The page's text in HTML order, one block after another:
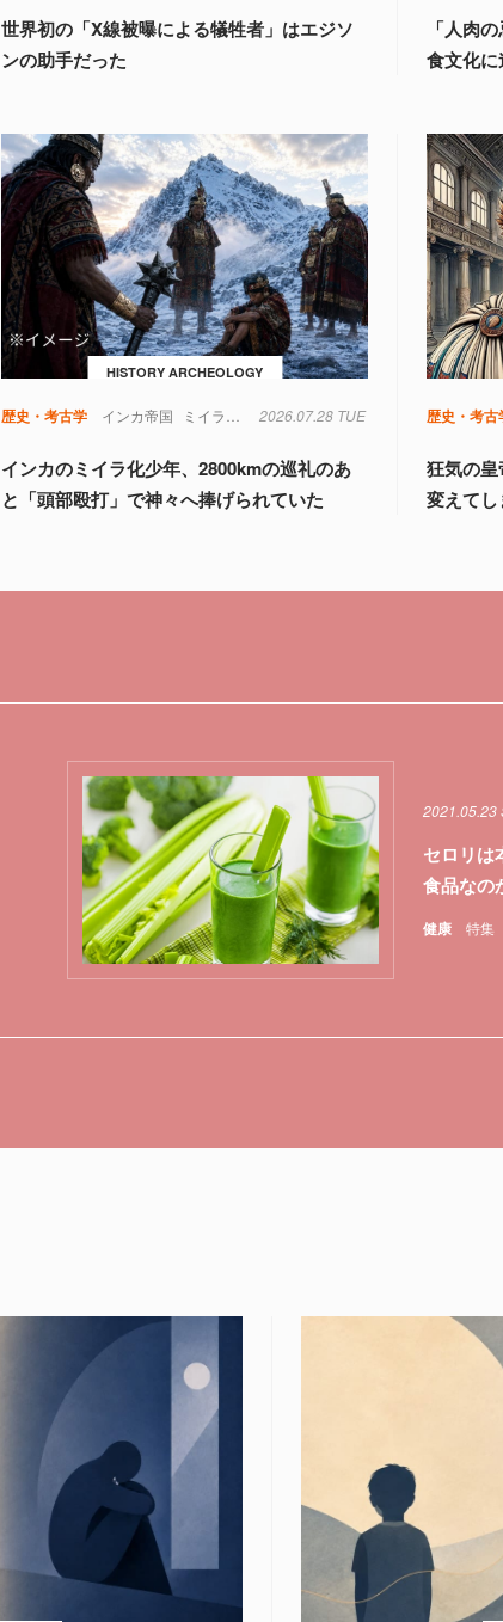
世界初の「X線被曝による犠牲者」はエジソ
ンの助手だった
「人肉
食文化に
HISTORY ARCHEOLOGY
歴史・考古学 インカ帝国 ミイラ 子ども 物語 生活 社会 食べ物
2026.07.28 TUE
インカのミイラ化少年、2800kmの巡礼のあ
と「頭部殴打」で神々へ捧げられていた
歴史・考古
狂気の
変えて
健康 特集
2021.05.23
セロリは
食品なの